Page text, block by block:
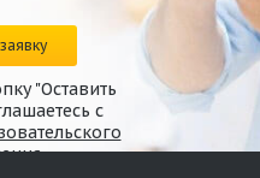
"Оставить
с